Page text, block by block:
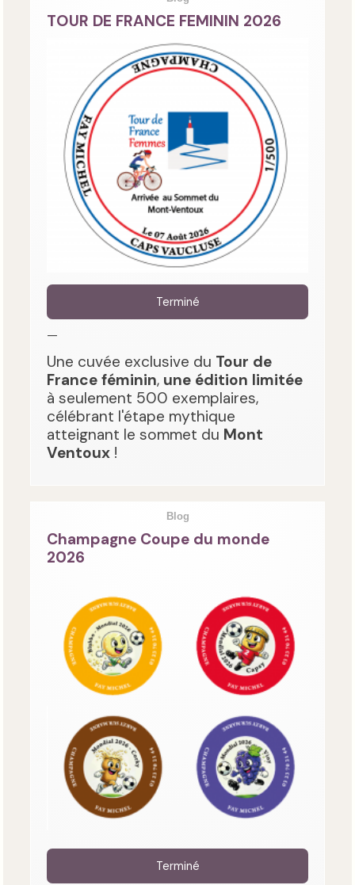
TOUR DE FRANCE FEMININ 2026
Terminé
—
Une cuvée exclusive du Tour de
France féminin, une édition limitée
à seulement 500 exemplaires,
célébrant l'étape mythique
atteignant le sommet du Mont
Ventoux !
Blog
Champagne Coupe du monde
2026
Terminé